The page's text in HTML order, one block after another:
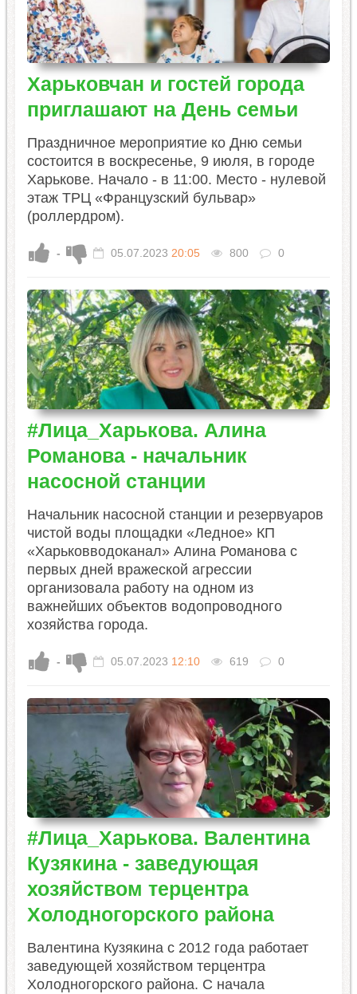
Харьковчан и гостей города
приглашают на День семьи
Праздничное мероприятие ко Дню семьи
состоится в воскресенье, 9 июля, в городе
Харькове. Начало - в 11:00. Место - нулевой
этаж ТРЦ «Французский бульвар»
(роллердром).
- 05.07.2023 20:05 800 0
#Лица_Харькова. Алина
Романова - начальник
насосной станции
Начальник насосной станции и резервуаров
чистой воды площадки «Ледное» КП
«Харьковводоканал» Алина Романова с
первых дней вражеской агрессии
организовала работу на одном из
важнейших объектов водопроводного
хозяйства города.
- 05.07.2023 12:10 619 0
#Лица_Харькова. Валентина
Кузякина - заведующая
хозяйством терцентра
Холодногорского района
Валентина Кузякина с 2012 года работает
заведующей хозяйством терцентра
Холодногорского района. С начала